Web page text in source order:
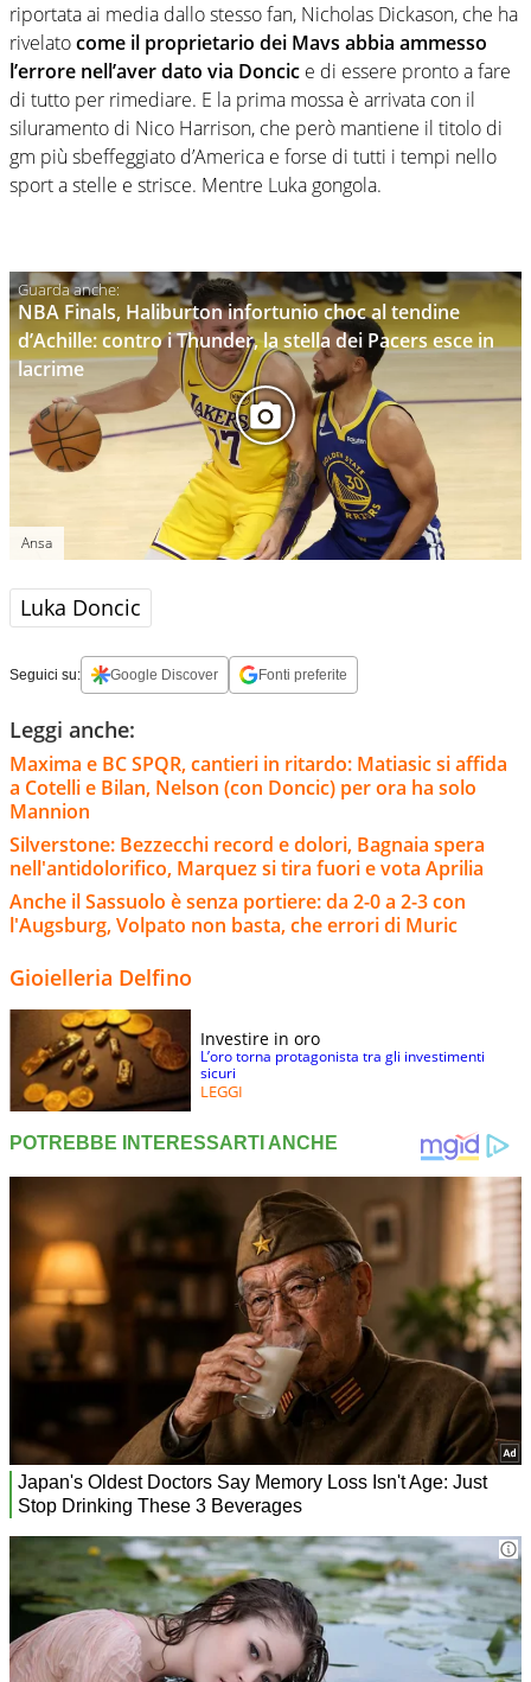
riportata ai media dallo stesso fan, Nicholas Dickason, che ha
rivelatocome il proprietario dei Mavs abbia ammesso
l’errore nell’aver dato via Doncic e di essere pronto a fare
di tutto per rimediare. E la prima mossa è arrivata con il
siluramento di Nico Harrison, che però mantiene il titolo di
gm più sbeffeggiato d’America e forse di tutti i tempi nello
sport a stelle e strisce. Mentre Luka gongola.
NBA Finals, Haliburton infortunio choc al tendine
d’Achille: contro i Thunder, la stella dei Pacers esce in
lacrime
Ansa
Luka Doncic
Seguici su: Google Discover Fonti preferite
Leggi anche:
Maxima e BC SPQR, cantieri in ritardo: Matiasic si affida
a Cotelli e Bilan, Nelson (con Doncic) per ora ha solo
Mannion
Silverstone: Bezzecchi record e dolori, Bagnaia spera
nell'antidolorifico, Marquez si tira fuori e vota Aprilia
Anche il Sassuolo è senza portiere: da 2-0 a 2-3 con
l'Augsburg, Volpato non basta, che errori di Muric
Gioielleria Delfino
Investire in oro
L’oro torna protagonista tra gli investimenti
sicuri
LEGGI